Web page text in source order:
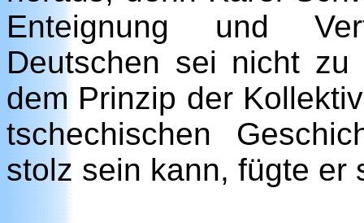
Enteignung und
Deutschen sei nicht
dem Prinzip der
tschechischen
stolz sein kann, fügte er